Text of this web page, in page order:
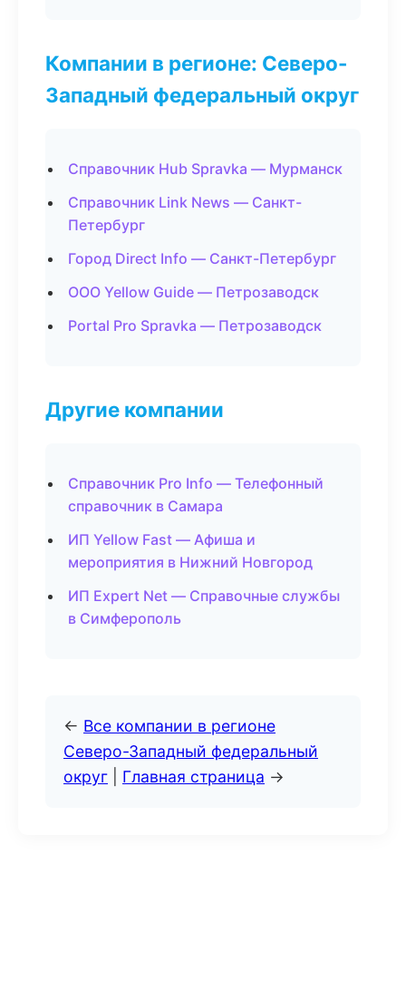
Компании в регионе: Северо-
Западный федеральный округ
Справочник Hub Spravka — Мурманск
Справочник Link News — Санкт-
Петербург
Город Direct Info — Санкт-Петербург
ООО Yellow Guide — Петрозаводск
Portal Pro Spravka — Петрозаводск
Другие компании
Справочник Pro Info — Телефонный
справочник в Самара
ИП Yellow Fast — Афиша и
мероприятия в Нижний Новгород
ИП Expert Net — Справочные службы
в Симферополь
← Все компании в регионе
Северо-Западный федеральный
округ
Главная страница →